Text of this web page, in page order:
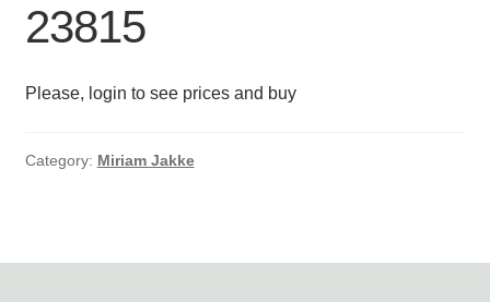
Kurv
Min Konto
Om byLi
23815
Please, login to see prices and buy
Category: Miriam Jakke